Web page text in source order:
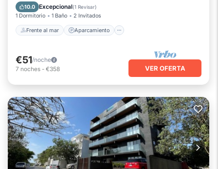
10.0 Excepcional(1 Revisar)
1 Dormitorio 1 Baño 2 Invitados
Frente al mar Aparcamiento
Vista al mar
€51/noche
7 noches - €358 VER OFERTA